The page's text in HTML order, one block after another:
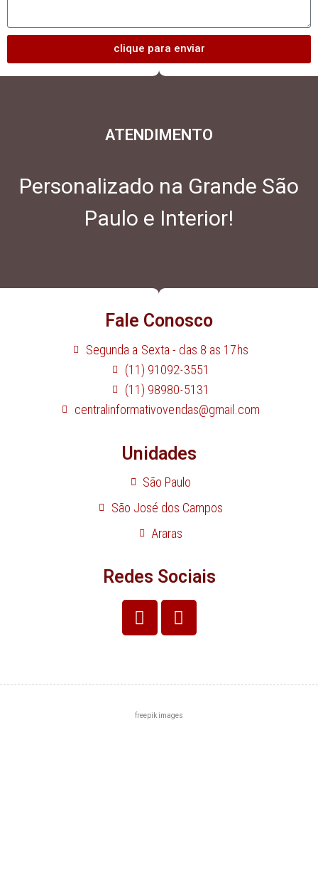
clique para enviar
ATENDIMENTO
Personalizado na Grande São
Paulo e Interior!
Fale Conosco
Segunda a Sexta - das 8 as 17hs
(11) 91092-3551
(11) 98980-5131
centralinformativovendas@gmail.com
Unidades
São Paulo
São José dos Campos
Araras
Redes Sociais
freepik images